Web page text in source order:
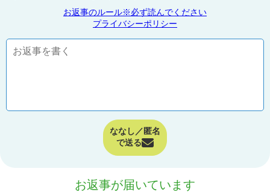
お返事のルール※必ず読んでください
プライバシーポリシー
ななし／匿名
で送る
お返事が届いています